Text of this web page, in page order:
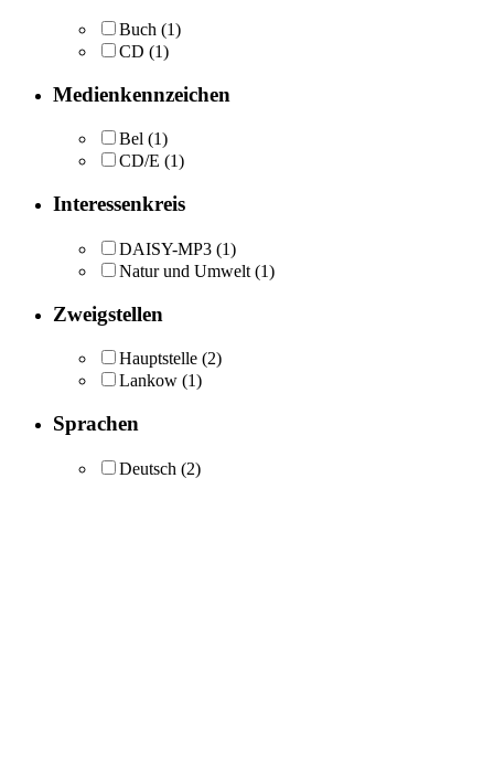
Buch (1)
CD (1)
Medienkennzeichen
Bel (1)
CD/E (1)
Interessenkreis
DAISY-MP3 (1)
Natur und Umwelt (1)
Zweigstellen
Hauptstelle (2)
Lankow (1)
Sprachen
Deutsch (2)